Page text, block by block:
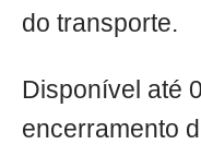
do transporte.
Disponível até
encerramento